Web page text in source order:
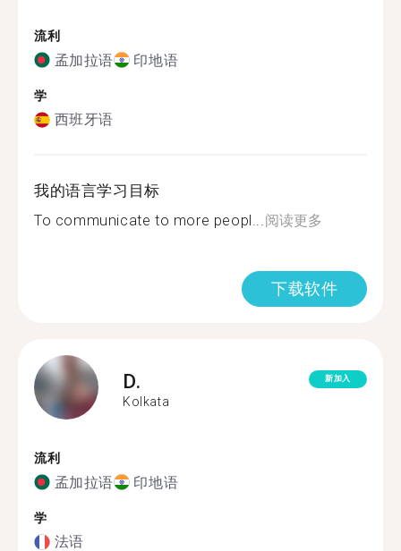
流利
孟加拉语 印地语
学
西班牙语
我的语言学习目标
To communicate to more peopl...阅读更多
下载软件
D.
Kolkata
新加入
流利
孟加拉语 印地语
学
法语